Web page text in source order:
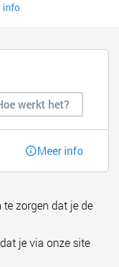
info
werkt het?
Meer info
te zorgen dat je de
je via onze site